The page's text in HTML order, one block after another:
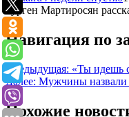
Гурген Мартиросян
Навигация по
Предыдущая: «Ты идешь
Далее: Мужчины назвали
Похожие